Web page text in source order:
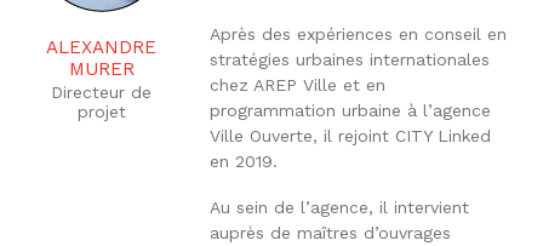
ALEXANDRE
MURER
Directeur de
projet
Après des expériences en conseil en
stratégies urbaines internationales
chez AREP Ville et en
programmation urbaine à l’agence
Ville Ouverte, il rejoint CITY Linked
en 2019.
Au sein de l’agence, il intervient
auprès de maîtres d’ouvrages